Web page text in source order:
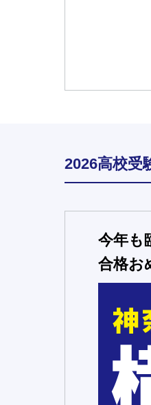
2026高校受
今年も
合格お